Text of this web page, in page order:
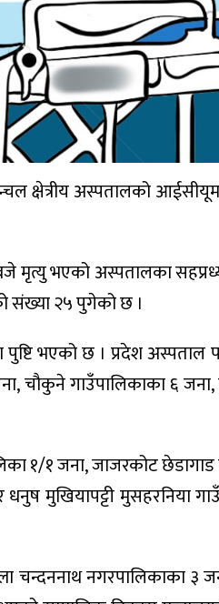
क्षेत्रीय अस्पतालको
मृत्यु भएको अस्पतालका
संख्या २५ पुगेको छ ।
भएको छ । प्रदेश अस्पताल
चौकुने गाउँपालिकाका ६
१/१ जना, जाजरकोट
मुखियापट्टी मुसहरनिया
चन्दननाथ नगरपालिकाका